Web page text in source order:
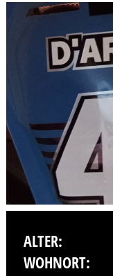
ALTER:
WOHNORT: